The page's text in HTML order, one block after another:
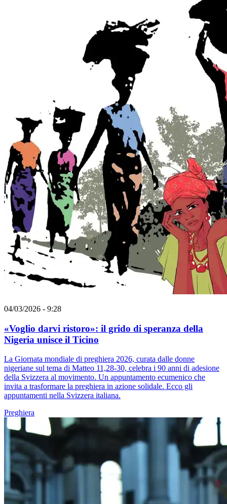
04/03/2026 - 9:28
«Voglio darvi ristoro»: il grido di speranza della
Nigeria unisce il Ticino
La Giornata mondiale di preghiera 2026, curata dalle donne
nigeriane sul tema di Matteo 11,28-30, celebra i 90 anni di adesione
della Svizzera al movimento. Un appuntamento ecumenico che
invita a trasformare la preghiera in azione solidale. Ecco gli
appuntamenti nella Svizzera italiana.
Preghiera